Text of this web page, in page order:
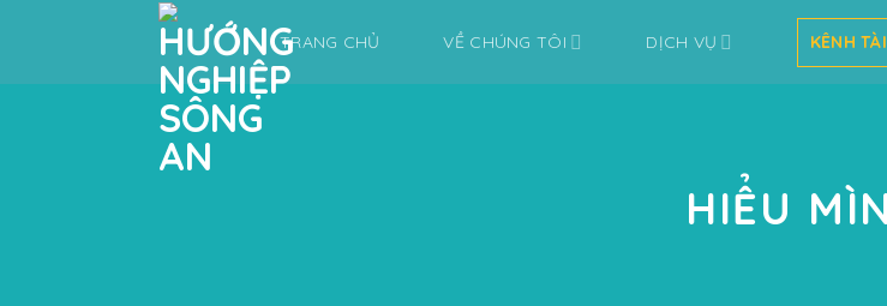
TRANG CHỦ VỀ CHÚNG TÔI DỊCH VỤ KÊNH
HIỂU